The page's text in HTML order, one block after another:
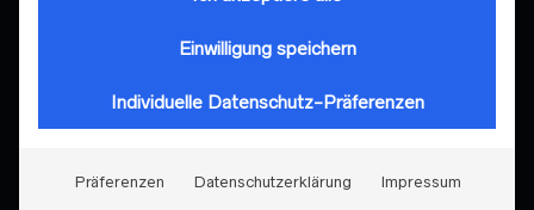
Einwilligung speichern
Individuelle Datenschutz-Präferenzen
Präferenzen Datenschutzerklärung Impressum